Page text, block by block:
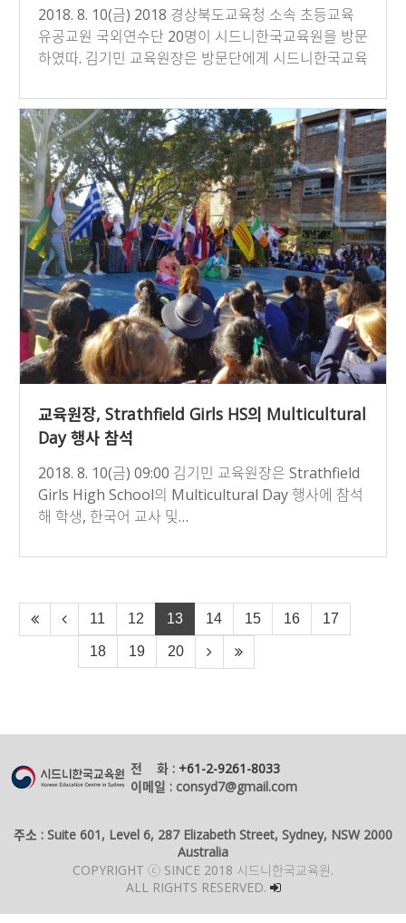
2018. 8. 10(금) 2018 경상북도교육청 소속 초등교육
유공교원 국외연수단 20명이 시드니한국교육원을 방문
하였따. 김기민 교육원장은 방문단에게 시드니한국교육
교육원장, Strathfield Girls HS의 Multicultural
Day 행사 참석
2018. 8. 10(금) 09:00 김기민 교육원장은 Strathfield
Girls High School의 Multicultural Day 행사에 참석
해 학생, 한국어 교사 및…
11 12 13 14 15 16 17
18 19 20
전 화 : +61-2-9261-8033
이메일 : consyd7@gmail.com
주소 : Suite 601, Level 6, 287 Elizabeth Street, Sydney, NSW 2000
Australia
COPYRIGHT ⓒ SINCE 2018 시드니한국교육원.
ALL RIGHTS RESERVED.